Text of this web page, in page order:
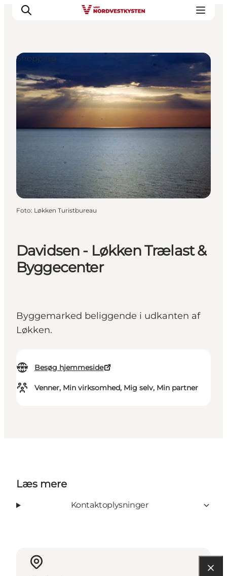
Feriesteder
Inspiration
Handicapvenlig ferie
Events
Davidsen - Løkken Trælast &
Byggecenter
Byggemarked beliggende i udkanten af
Løkken.
Besøg hjemmeside
Venner, Min virksomhed, Mig selv, Min partner
Shopping
Foto: Løkken Turistbureau
Læs mere
Kontaktoplysninger